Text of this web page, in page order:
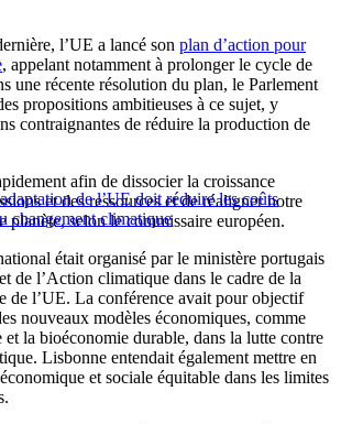
l’UE a lancé son plan d’action pour
, appelant notamment à prolonger le cycle de
une récente résolution du plan, le Parlement
propositions ambitieuses à ce sujet, y
contraignantes de réduire la production de
de l’UE doit réduire les coûts
changement climatique
afin de dissocier la croissance
et des ressources et de réaligner notre
planète, selon le commissaire européen.
était organisé par le ministère portugais
de l’Action climatique dans le cadre de la
de l’UE. La conférence avait pour objectif
nouveaux modèles économiques, comme
et la bioéconomie durable, dans la lutte contre
Lisbonne entendait également mettre en
et sociale équitable dans les limites